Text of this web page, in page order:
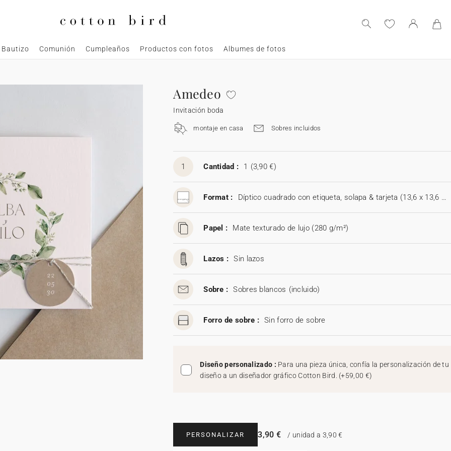
Bautizo Comunión Cumpleaños Productos con fotos Albumes de fotos
Amedeo
Invitación boda
montaje en casa Sobres incluidos
1 Cantidad : 1 (3,90 €)
Format : Díptico cuadrado con etiqueta, solapa & tarjeta (13,6 x 13,6 cm)
Papel : Mate texturado de lujo (280 g/m²)
Lazos : Sin lazos
Sobre : Sobres blancos (incluido)
Forro de sobre : Sin forro de sobre
Diseño personalizado : Para una pieza única, confía la personalización de tu
diseño a un diseñador gráfico Cotton Bird. (+59,00 €)
PERSONALIZAR 3,90 € / unidad a 3,90 €